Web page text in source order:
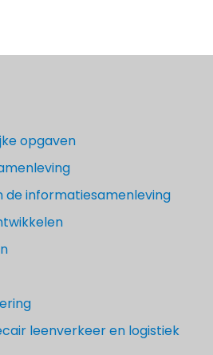
opgaven
de informatiesamenleving
leenverkeer en logistiek